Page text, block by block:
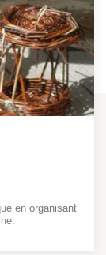
en organisant